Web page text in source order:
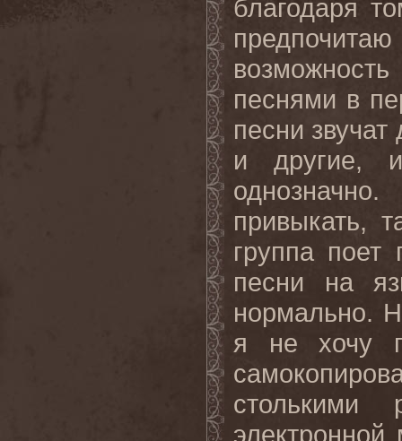
благодаря
песнями в
песни
и другие,
привыкать,
группа
песни на
нормально.
я не хочу